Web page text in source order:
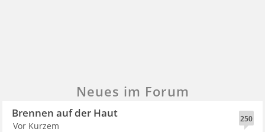
Neues im Forum
250
Brennen auf der Haut
Vor Kurzem